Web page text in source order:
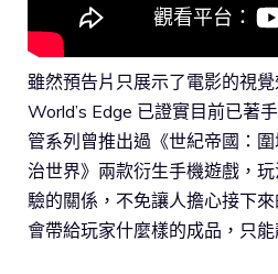
雖然預告片只展示了電影的視
World’s Edge 已證實目前已著
管系列曾推出過《世紀帝國：
治世界》兩款衍生手機遊戲，
驗的關係，不免讓人擔心接下來
會帶給玩家什麼樣的成品，只